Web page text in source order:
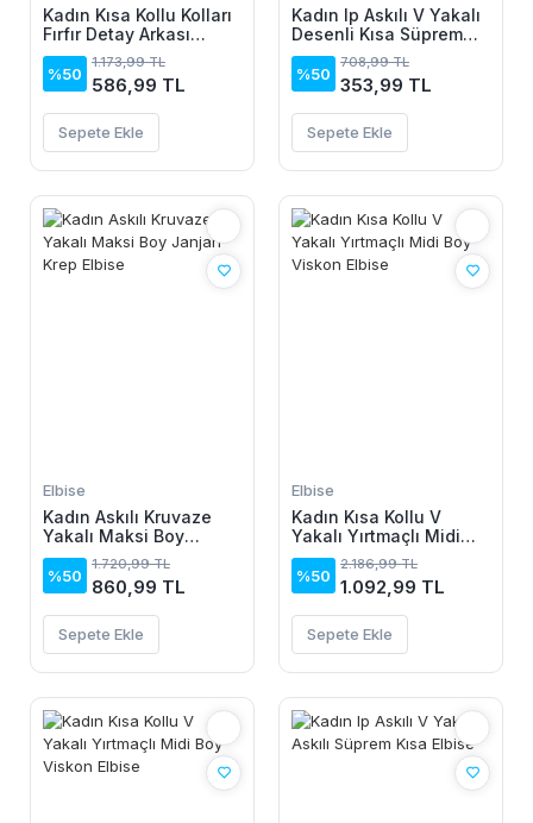
Kadın Kısa Kollu Kolları
Fırfır Detay Arkası
Bağlamalı Leopar
Desen Kolsuz Mini
Mikro Elbise
%50
1.173,99 TL
586,99 TL
Sepete Ekle
Kadın Ip Askılı V Yakalı
Desenli Kısa Süprem
Elbise
%50
708,99 TL
353,99 TL
Sepete Ekle
Elbise
Kadın Askılı Kruvaze
Yakalı Maksi Boy
Janjan Krep Elbise
%50
1.720,99 TL
860,99 TL
Sepete Ekle
Elbise
Kadın Kısa Kollu V
Yakalı Yırtmaçlı Midi
Boy Viskon Elbise
%50
2.186,99 TL
1.092,99 TL
Sepete Ekle